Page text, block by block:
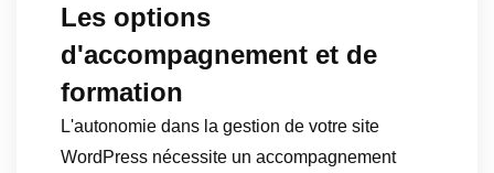
Les options
d'accompagnement et de
formation
L'autonomie dans la gestion de votre site
WordPress nécessite un accompagnement